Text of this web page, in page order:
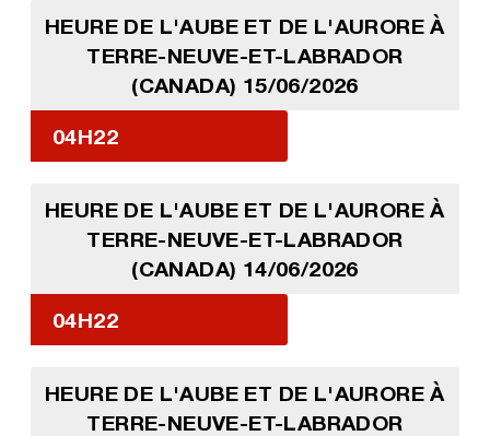
HEURE DE L'AUBE ET DE L'AURORE À
TERRE-NEUVE-ET-LABRADOR
(CANADA) 15/06/2026
04H22
HEURE DE L'AUBE ET DE L'AURORE À
TERRE-NEUVE-ET-LABRADOR
(CANADA) 14/06/2026
04H22
HEURE DE L'AUBE ET DE L'AURORE À
TERRE-NEUVE-ET-LABRADOR